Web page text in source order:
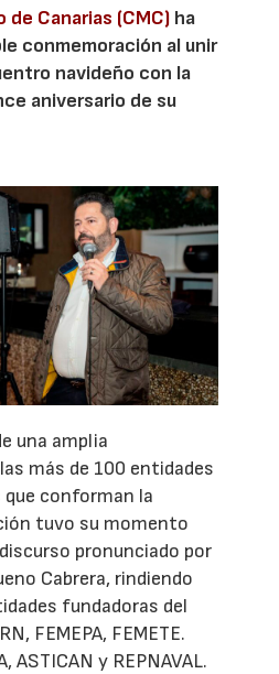
Canarias (CMC) ha
conmemoración al unir
navideño con la
aniversario de su
una amplia
más de 100 entidades
que conforman la
tuvo su momento
pronunciado por
Cabrera, rindiendo
fundadoras del
FEMEPA, FEMETE.
ASTICAN y REPNAVAL.